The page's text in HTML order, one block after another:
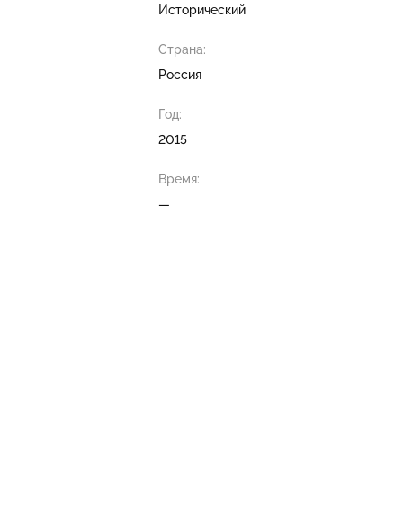
Исторический
Страна:
Россия
Год:
2015
Время:
—